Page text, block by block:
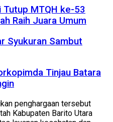
Tutup MTQH ke-53
Raih Juara Umum
Syukuran Sambut
Tinjau Batara
penghargaan tersebut
Kabupaten Barito Utara